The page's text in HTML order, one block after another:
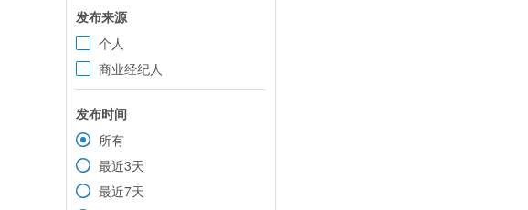
发布来源
个人
商业经纪人
发布时间
所有
最近3天
最近7天